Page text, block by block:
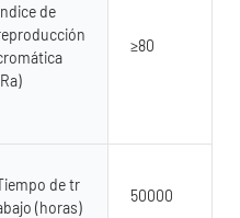
de
≥80
de tr
(horas)
50000